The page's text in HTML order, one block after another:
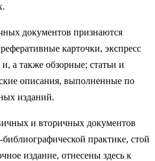
документов признаются
карточки, экспресс
а также обзорные; статьи и
описания, выполненные по
изданий.
и вторичных документов
практике, стой
издание, отнесены здесь к